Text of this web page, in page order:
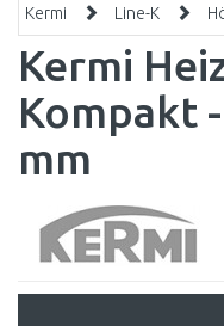
Kermi
Line-K
Kermi
Kompakt
mm